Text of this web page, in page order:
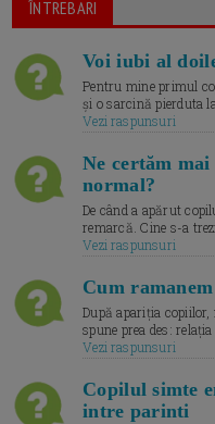
ÎNTREBARI
Voi iubi al
Pentru mine primul
și o sarcină pierduta
Vezi raspunsuri
Ne certăm mai
normal?
De când a apărut
remarcă. Cine s-a
Vezi raspunsuri
Cum
După apariția
spune prea des:
Vezi raspunsuri
Copilul simte
intre parinti